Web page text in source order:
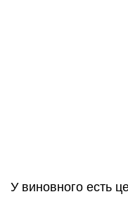
У виновного есть